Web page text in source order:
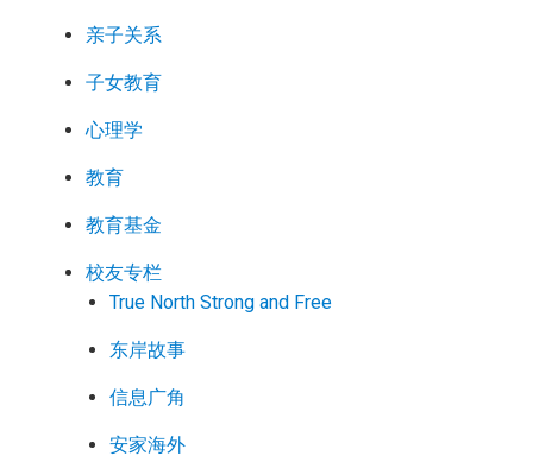
亲子关系
子女教育
心理学
教育
教育基金
校友专栏
True North Strong and Free
东岸故事
信息广角
安家海外